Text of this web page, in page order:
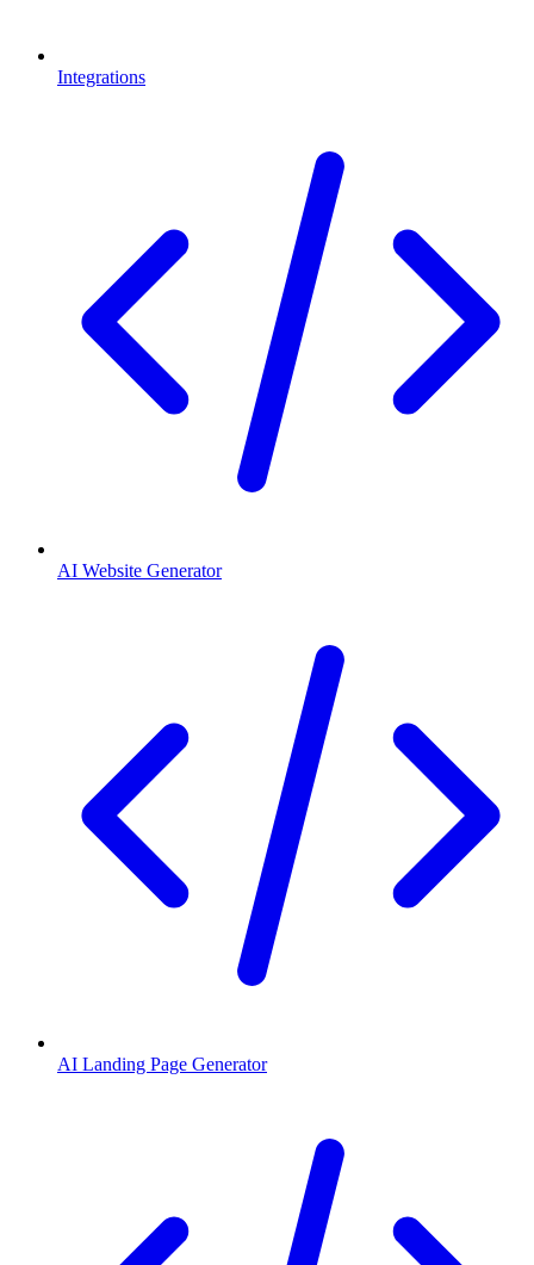
Integrations
AI Website Generator
AI Landing Page Generator